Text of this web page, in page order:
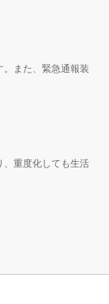
また、緊急通報装
重度化しても生活